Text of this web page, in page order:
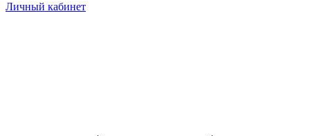
Личный кабинет